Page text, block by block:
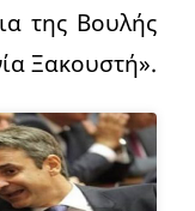
της Βουλής
Ξακουστή».